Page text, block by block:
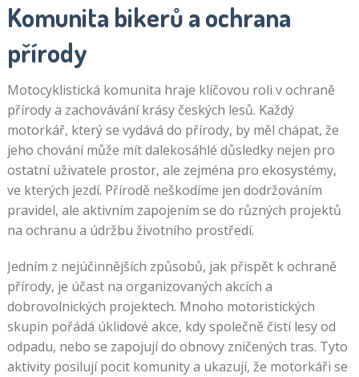
Komunita bikerů a ochrana
přírody
Motocyklistická komunita hraje klíčovou roli v ochraně
přírody a zachovávání krásy českých lesů. Každý
motorkář, který se vydává do přírody, by měl chápat, že
jeho chování může mít dalekosáhlé důsledky nejen pro
ostatní uživatele prostor, ale zejména pro ekosystémy,
ve kterých jezdí. Přírodě neškodíme jen dodržováním
pravidel, ale aktivním zapojením se do různých projektů
na ochranu a údržbu životního prostředí.
Jedním z nejúčinnějších způsobů, jak přispět k ochraně
přírody, je účast na organizovaných akcích a
dobrovolnických projektech. Mnoho motoristických
skupin pořádá úklidové akce, kdy společně čistí lesy od
odpadu, nebo se zapojují do obnovy zničených tras. Tyto
aktivity posilují pocit komunity a ukazují, že motorkáři se